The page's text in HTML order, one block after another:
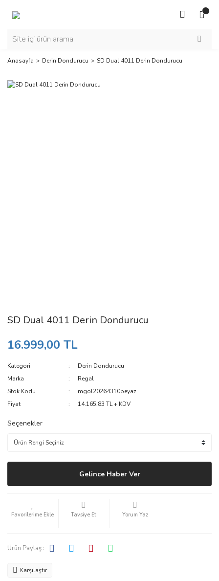
Anasayfa Derin Dondurucu SD Dual 4011 Derin Dondurucu
SD Dual 4011 Derin Dondurucu
16.999,00 TL
Kategori
Derin Dondurucu
Marka
Regal
Stok Kodu
mgol20264310beyaz
Fiyat
14.165,83 TL + KDV
Seçenekler
Gelince Haber Ver
Tavsiye Et Yorum Yaz
Ürün Paylaş :
Karşılaştır